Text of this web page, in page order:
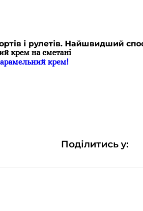
і рулетів. Найшвидший
крем на сметані
крем!
Поділитись у: